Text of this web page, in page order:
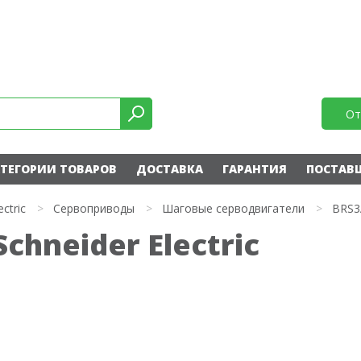
ТОВАРОВ ДОСТАВКА ГАРАНТИЯ
> Сервоприводы > Шаговые серводвигатели >
Electric